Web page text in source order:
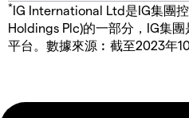
*IG International Ltd是IG集團
Holdings Plc)的一部分，IG集
平台。數據來源︰截至2023年